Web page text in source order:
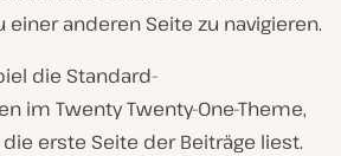
anderen Seite zu navigieren.
die Standard-
im Twenty Twenty-One-Theme,
erste Seite der Beiträge liest.